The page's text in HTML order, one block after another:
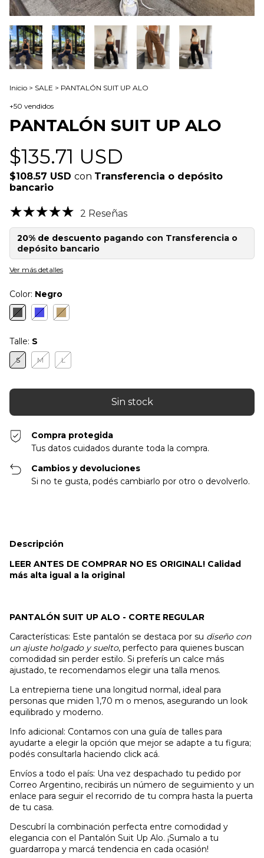
Inicio > SALE > PANTALÓN SUIT UP ALO
+50 vendidos
PANTALÓN SUIT UP ALO
$135.71 USD
$108.57 USD con Transferencia o depósito
bancario
2 Reseñas
20% de descuento pagando con Transferencia o
depósito bancario
Ver más detalles
Color: Negro
Talle: S
S M L
Compra protegida
Tus datos cuidados durante toda la compra.
Cambios y devoluciones
Si no te gusta, podés cambiarlo por otro o devolverlo.
Descripción
LEER ANTES DE COMPRAR NO ES ORIGINAL! Calidad
más alta igual a la original
PANTALÓN SUIT UP ALO - CORTE REGULAR
Características: Este pantalón se destaca por su diseño con
un ajuste holgado y suelto, perfecto para quienes buscan
comodidad sin perder estilo. Si preferís un calce más
ajustado, te recomendamos elegir una talla menos.
La entrepierna tiene una longitud normal, ideal para
personas que miden 1,70 m o menos, asegurando un look
equilibrado y moderno.
Info adicional: Contamos con una guía de talles para
ayudarte a elegir la opción que mejor se adapte a tu figura;
podés consultarla haciendo click acá.
Envíos a todo el país: Una vez despachado tu pedido por
Correo Argentino, recibirás un número de seguimiento y un
enlace para seguir el recorrido de tu compra hasta la puerta
de tu casa.
Descubrí la combinación perfecta entre comodidad y
elegancia con el Pantalón Suit Up Alo. ¡Sumalo a tu
guardarropa y marcá tendencia en cada ocasión!